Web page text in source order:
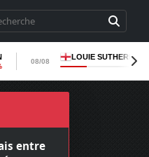
08/08
LOUIE
entre